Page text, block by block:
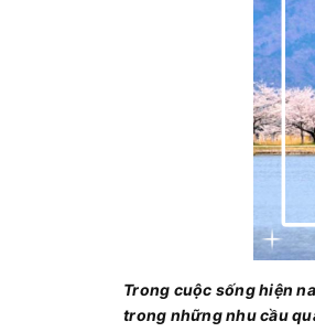
Trong cuộc sống hiện
trong những nhu cầu